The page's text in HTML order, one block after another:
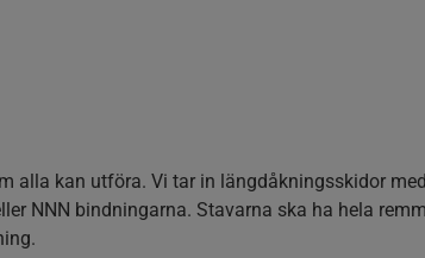
alla kan utföra. Vi tar in längdåkningsskidor
NNN bindningarna. Stavarna ska ha hela